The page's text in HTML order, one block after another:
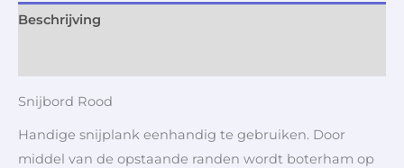
Beschrijving
Snijbord Rood
Handige snijplank eenhandig te gebruiken. Door
middel van de opstaande randen wordt boterham op